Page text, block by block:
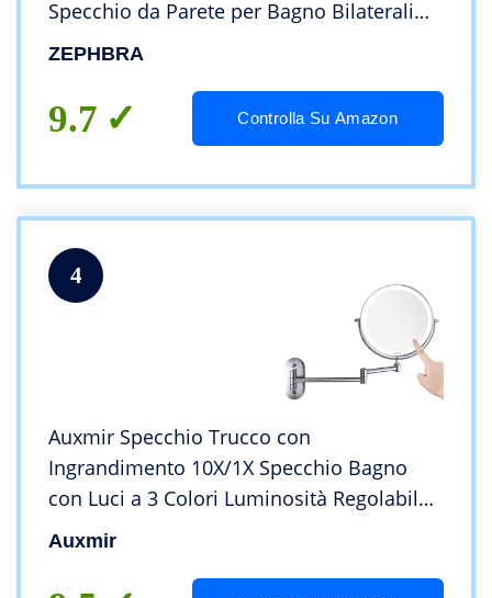
Specchio da Parete per Bagno Bilaterali
5X, 360° Girevole e Rotondo (Argento)
ZEPHBRA
9.7 Controlla Su Amazon
4
Auxmir Specchio Trucco con
Ingrandimento 10X/1X Specchio Bagno
con Luci a 3 Colori Luminosità Regolabile
Specchio Estensibile Rotazione a 360°
Bagno Hotel Spa
Auxmir